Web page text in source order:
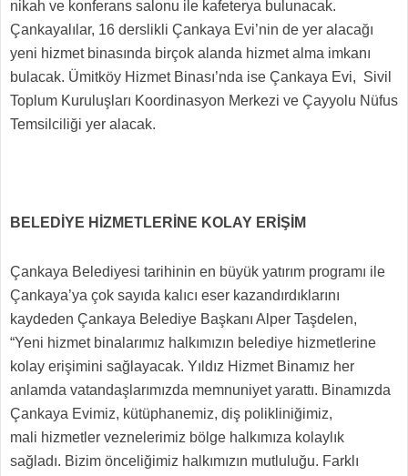
nikah ve konferans salonu ile kafeterya bulunacak.
Çankayalılar, 16 derslikli Çankaya Evi’nin de yer alacağı
yeni hizmet binasında birçok alanda hizmet alma imkanı
bulacak. Ümitköy Hizmet Binası’nda ise Çankaya Evi, Sivil
Toplum Kuruluşları Koordinasyon Merkezi ve Çayyolu Nüfus
Temsilciliği yer alacak.
BELEDİYE HİZMETLERİNE KOLAY ERİŞİM
Çankaya Belediyesi tarihinin en büyük yatırım programı ile
Çankaya’ya çok sayıda kalıcı eser kazandırdıklarını
kaydeden Çankaya Belediye Başkanı Alper Taşdelen,
“Yeni hizmet binalarımız halkımızın belediye hizmetlerine
kolay erişimini sağlayacak. Yıldız Hizmet Binamız her
anlamda vatandaşlarımızda memnuniyet yarattı. Binamızda
Çankaya Evimiz, kütüphanemiz, diş polikliniğimiz,
mali hizmetler veznelerimiz bölge halkımıza kolaylık
sağladı. Bizim önceliğimiz halkımızın mutluluğu. Farklı